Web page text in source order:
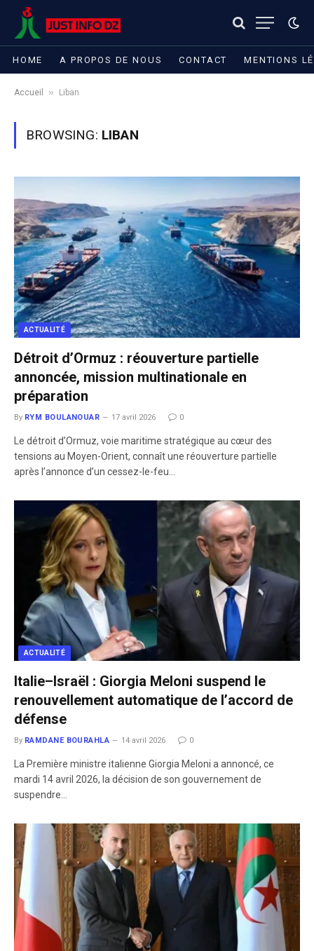
HOME A PROPOS DE NOUS CONTACT MENTIONS
Accueil » Liban
BROWSING: LIBAN
ACTUALITÉ
Détroit d’Ormuz : réouverture partielle
annoncée, mission multinationale en
préparation
By RYM BOULANOUAR 17 avril 2026 0
Le détroit d’Ormuz, voie maritime stratégique au cœur des
tensions au Moyen-Orient, connaît une réouverture partielle
après l’annonce d’un cessez-le-feu…
ACTUALITÉ
Italie–Israël : Giorgia Meloni suspend le
renouvellement automatique de l’accord de
défense
By RAMDANE BOURAHLA 14 avril 2026 0
La Première ministre italienne Giorgia Meloni a annoncé, ce
mardi 14 avril 2026, la décision de son gouvernement de
suspendre…